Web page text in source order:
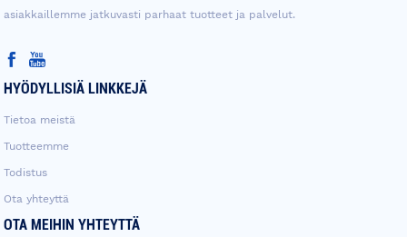
asiakkaillemme jatkuvasti parhaat tuotteet ja palvelut.
HYÖDYLLISIÄ LINKKEJÄ
Tietoa meistä
Tuotteemme
Todistus
Ota yhteyttä
OTA MEIHIN YHTEYTTÄ